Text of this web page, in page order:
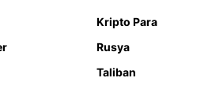
Kripto Para
Rusya
Taliban